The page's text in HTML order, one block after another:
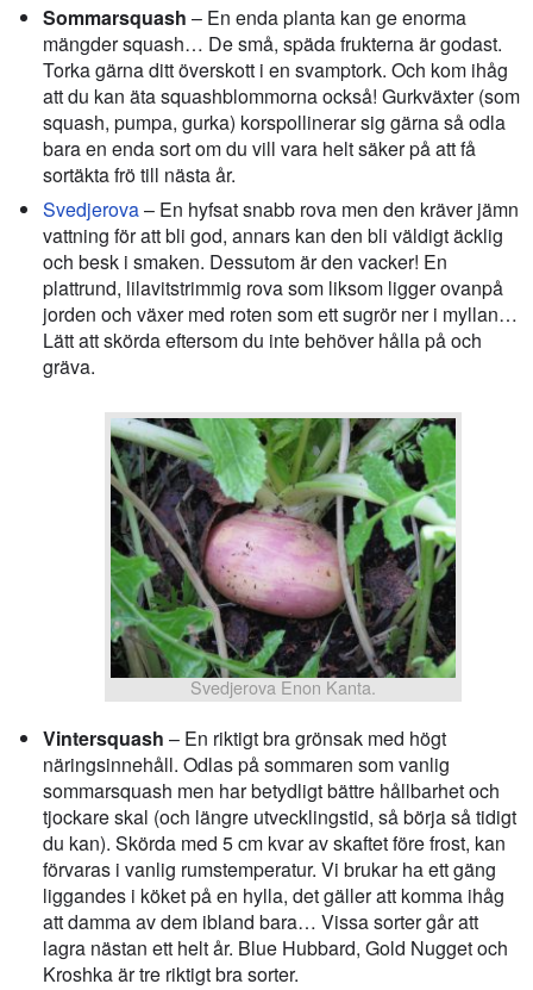
Sommarsquash – En enda planta kan ge enorma
mängder squash… De små, späda frukterna är godast.
Torka gärna ditt överskott i en svamptork. Och kom ihåg
att du kan äta squashblommorna också! Gurkväxter (som
squash, pumpa, gurka) korspollinerar sig gärna så odla
bara en enda sort om du vill vara helt säker på att få
sortäkta frö till nästa år.
Svedjerova– En hyfsat snabb rova men den kräver jämn
vattning för att bli god, annars kan den bli väldigt äcklig
och besk i smaken. Dessutom är den vacker! En
plattrund, lilavitstrimmig rova som liksom ligger ovanpå
jorden och växer med roten som ett sugrör ner i myllan…
Lätt att skörda eftersom du inte behöver hålla på och
gräva.
Svedjerova Enon Kanta.
Vintersquash – En riktigt bra grönsak med högt
näringsinnehåll. Odlas på sommaren som vanlig
sommarsquash men har betydligt bättre hållbarhet och
tjockare skal (och längre utvecklingstid, så börja så tidigt
du kan). Skörda med 5 cm kvar av skaftet före frost, kan
förvaras i vanlig rumstemperatur. Vi brukar ha ett gäng
liggandes i köket på en hylla, det gäller att komma ihåg
att damma av dem ibland bara… Vissa sorter går att
lagra nästan ett helt år. Blue Hubbard, Gold Nugget och
Kroshka är tre riktigt bra sorter.